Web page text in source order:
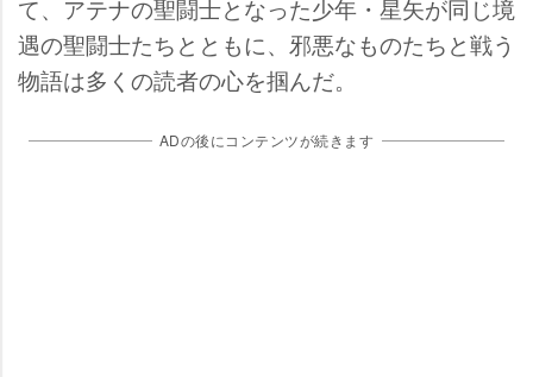
て、アテナの聖闘士となった少年・星矢が同じ境
遇の聖闘士たちとともに、邪悪なものたちと戦う
物語は多くの読者の心を掴んだ。
ADの後にコンテンツが続きます